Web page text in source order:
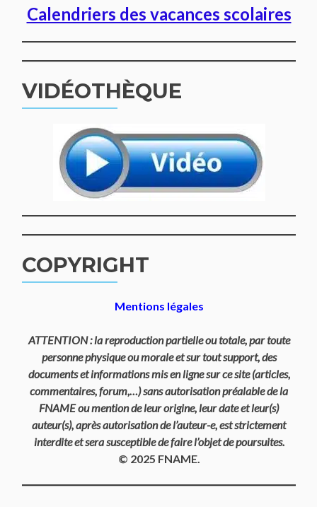
Calendriers des vacances scolaires
VIDÉOTHÈQUE
COPYRIGHT
Mentions légales
ATTENTION : la reproduction partielle ou totale, par toute
personne physique ou morale et sur tout support, des
documents et informations mis en ligne sur ce site (articles,
commentaires, forum,…) sans autorisation préalable de la
FNAME ou mention de leur origine, leur date et leur(s)
auteur(s), après autorisation de l’auteur-e, est strictement
interdite et sera susceptible de faire l’objet de poursuites.
© 2025 FNAME.